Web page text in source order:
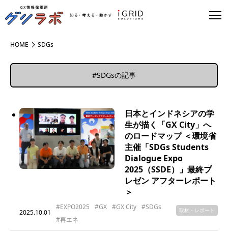
HOME SDGs
#SDGsの記事
日本とインドネシアの学
生が描く「GX City」へ
のロードマップ ＜環境省
主催「SDGs Students
Dialogue Expo
2025（SSDE）」最終プ
レゼン アフターレポート
＞
2025.10.01
#EXPO2025 #GX #GX City
#SDGs
#再エネ
取材・レポート